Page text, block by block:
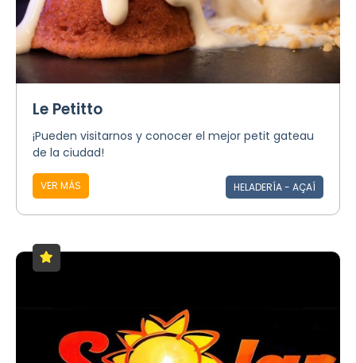
Le Petitto
¡Pueden visitarnos y conocer el mejor petit gateau
de la ciudad!
VER MÁS HELADERÍA - AÇAÍ